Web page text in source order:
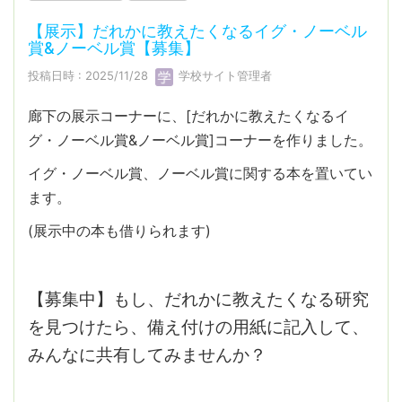
【展示】だれかに教えたくなるイグ・ノーベル
賞&ノーベル賞【募集】
投稿日時 : 2025/11/28 学校サイト管理者
廊下の展示コーナーに、[だれかに教えたくなるイ
グ・ノーベル賞&ノーベル賞]コーナーを作りました。
イグ・ノーベル賞、ノーベル賞に関する本を置いてい
ます。
(展示中の本も借りられます)
【募集中】もし、だれかに教えたくなる研究
を見つけたら、備え付けの用紙に記入して、
みんなに共有してみませんか？